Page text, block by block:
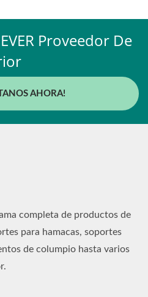
Proveedor De
AHORA!
completa de productos de
para hamacas, soportes
de columpio hasta varios